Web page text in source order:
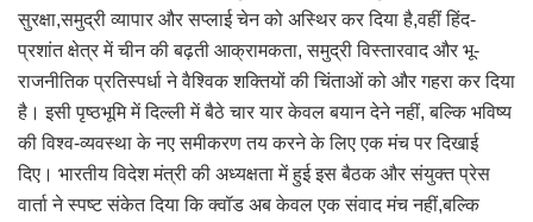
सुरक्षा,समुद्री व्यापार और सप्लाई चेन को अस्थिर कर दिया है,वहीं हिंद-
प्रशांत क्षेत्र में चीन की बढ़ती आक्रामकता, समुद्री विस्तारवाद और भू-
राजनीतिक प्रतिस्पर्धा ने वैश्विक शक्तियों की चिंताओं को और गहरा कर दिया
है। इसी पृष्ठभूमि में दिल्ली में बैठे चार यार केवल बयान देने नहीं, बल्कि भविष्य
की विश्व-व्यवस्था के नए समीकरण तय करने के लिए एक मंच पर दिखाई
दिए। भारतीय विदेश मंत्री की अध्यक्षता में हुई इस बैठक और संयुक्त प्रेस
वार्ता ने स्पष्ट संकेत दिया कि क्वॉड अब केवल एक संवाद मंच नहीं,बल्कि